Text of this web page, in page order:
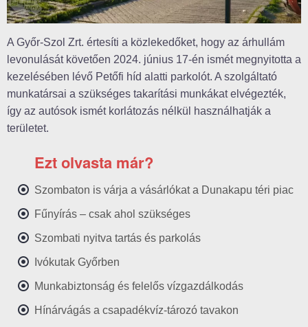
A Győr-Szol Zrt. értesíti a közlekedőket, hogy az árhullám
levonulását követően 2024. június 17-én ismét megnyitotta a
kezelésében lévő Petőfi híd alatti parkolót. A szolgáltató
munkatársai a szükséges takarítási munkákat elvégezték,
így az autósok ismét korlátozás nélkül használhatják a
területet.
Ezt olvasta már?
Szombaton is várja a vásárlókat a Dunakapu téri piac
Fűnyírás – csak ahol szükséges
Szombati nyitva tartás és parkolás
Ivókutak Győrben
Munkabiztonság és felelős vízgazdálkodás
Hínárvágás a csapadékvíz-tározó tavakon